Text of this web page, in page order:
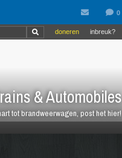
& Automobiles
tot brandweerwagen, post het hier!
inbreuk?
doneren